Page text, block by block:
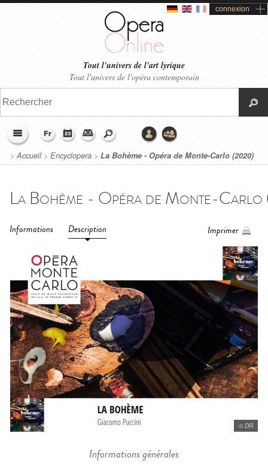
connexion
Tout l'univers de l'art lyrique
Tout l'univers de l'opéra contemporain
>Accueil> Encyclopera > La Bohème - Opéra de Monte-Carlo (2020)
Informations Description Imprimer
© DR
Informations générales